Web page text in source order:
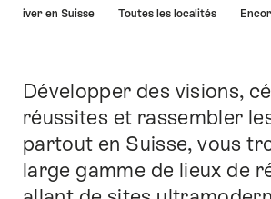
directement
aux
points
forts
sur
cette
Arriver en Suisse Toutes les localités
Introduction
Développer des visions,
réussites et rassembler
partout en Suisse, vous
large gamme de lieux de